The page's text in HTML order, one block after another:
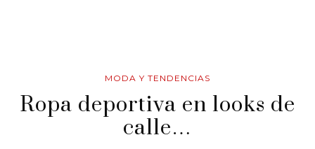
MODA Y TENDENCIAS
Ropa deportiva en looks de
calle…